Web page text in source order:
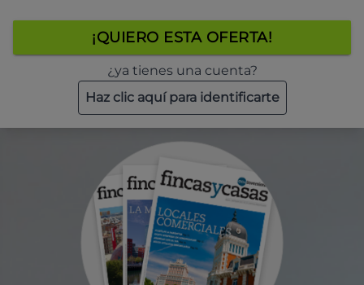
¡QUIERO ESTA OFERTA!
¿ya tienes una cuenta?
Haz clic aquí para identificarte